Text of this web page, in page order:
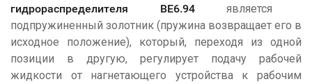
гидрораспределителя ВЕ6.94является
подпружиненный золотник (пружина возвращает его в
исходное положение), который, переходя из одной
позиции в другую, регулирует подачу рабочей
жидкости от нагнетающего устройства к рабочим